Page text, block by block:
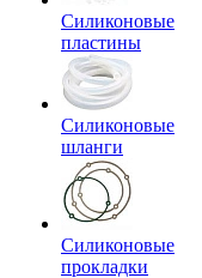
Силиконовые
пластины
Силиконовые
шланги
Силиконовые
прокладки